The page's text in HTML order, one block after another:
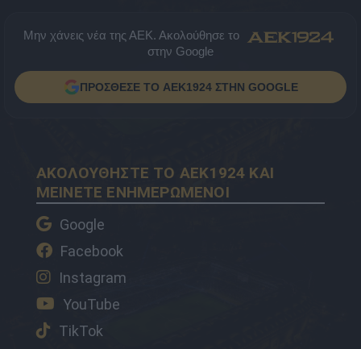
Μην χάνεις νέα της ΑΕΚ. Ακολούθησε το
στην Google
ΠΡΟΣΘΕΣΕ ΤΟ AEK1924 ΣΤΗΝ GOOGLE
ΑΚΟΛΟΥΘΗΣΤΕ ΤΟ AEK1924 ΚΑΙ
ΜΕΙΝΕΤΕ ΕΝΗΜΕΡΩΜΕΝΟΙ
Google
Facebook
Instagram
YouTube
TikTok